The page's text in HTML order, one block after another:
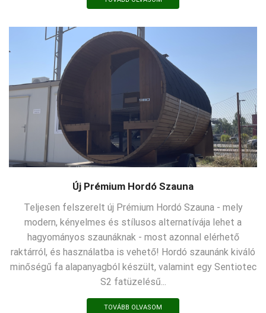
Új Prémium Hordó Szauna
Teljesen felszerelt új Prémium Hordó Szauna - mely
modern, kényelmes és stílusos alternatívája lehet a
hagyományos szaunáknak - most azonnal elérhető
raktárról, és használatba is vehető! Hordó szaunánk kiváló
minőségű fa alapanyagból készült, valamint egy Sentiotec
S2 fatüzelésű...
TOVÁBB OLVASOM